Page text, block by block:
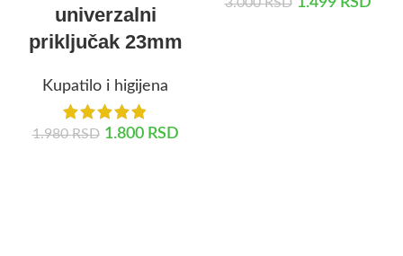
univerzalni
priključak 23mm
Kupatilo i higijena
1.980RSD 1.800 RSD
3.000RSD